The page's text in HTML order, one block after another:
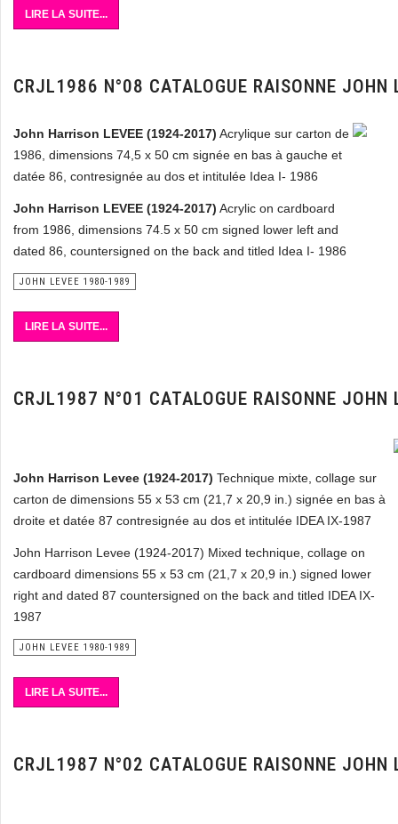
LIRE LA SUITE...
CRJL1986 N°08 CATALOGUE RAISONNE JOHN
John Harrison LEVEE (1924-2017) Acrylique sur carton de
1986, dimensions 74,5 x 50 cm signée en bas à gauche et
datée 86, contresignée au dos et intitulée Idea I- 1986
John Harrison LEVEE (1924-2017) Acrylic on cardboard
from 1986, dimensions 74.5 x 50 cm signed lower left and
dated 86, countersigned on the back and titled Idea I- 1986
JOHN LEVEE 1980-1989
LIRE LA SUITE...
CRJL1987 N°01 CATALOGUE RAISONNE JOHN
John Harrison Levee (1924-2017) Technique mixte, collage sur
carton de dimensions 55 x 53 cm (21,7 x 20,9 in.) signée en bas à
droite et datée 87 contresignée au dos et intitulée IDEA IX-1987
John Harrison Levee (1924-2017) Mixed technique, collage on
cardboard dimensions 55 x 53 cm (21,7 x 20,9 in.) signed lower
right and dated 87 countersigned on the back and titled IDEA IX-
1987
JOHN LEVEE 1980-1989
LIRE LA SUITE...
CRJL1987 N°02 CATALOGUE RAISONNE JOHN